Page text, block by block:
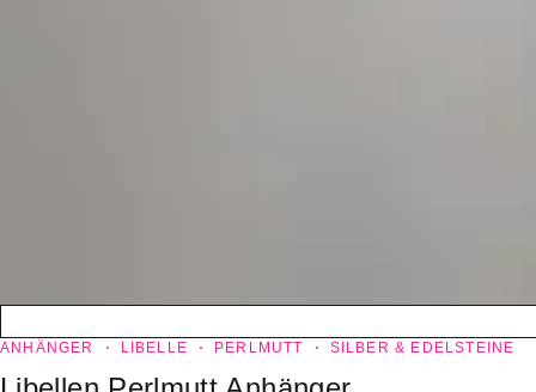
ANHÄNGER LIBELLE PERLMUTT SILBER & EDELSTEINE